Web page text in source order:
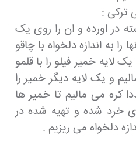
ترکی :
در اورده و ان را روی یک
به اندازه دلخواه با چاقو
خمیر فیلو را با قلمو
و یک لایه دیگر خمیر را
کره می مالیم تا خمیر ها
خرد شده و تهیه شده در
دلخواه می ریزیم .